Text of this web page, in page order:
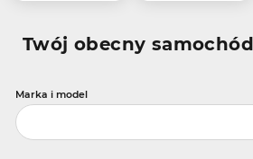
Twój obecny samochód
Marka i model